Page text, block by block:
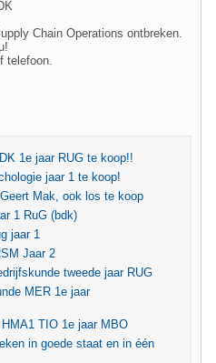
Chain Operations ontbreken.
telefoon.
1e jaar RUG te koop!!
jaar 1 te koop!
Mak, ook los te koop
1 RuG (bdk)
jaar 1
Jaar 2
tweede jaar RUG
MER 1e jaar
TIO 1e jaar MBO
in goede staat en in één